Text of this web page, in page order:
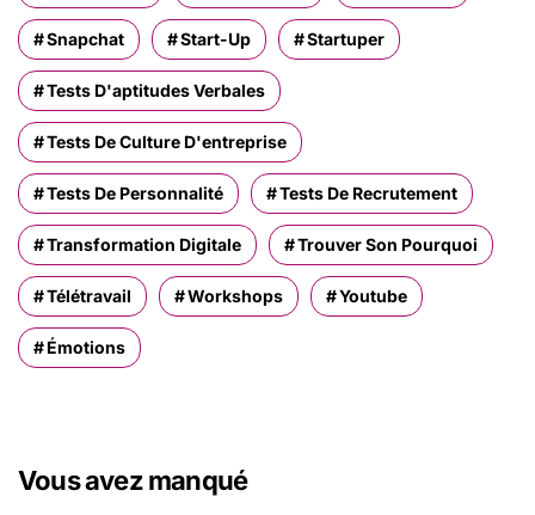
Snapchat Start-Up Startuper
Tests D'aptitudes Verbales
Tests De Culture D'entreprise
Tests De Personnalité Tests De Recrutement
Transformation Digitale Trouver Son Pourquoi
Télétravail Workshops Youtube
Émotions
Vous avez manqué